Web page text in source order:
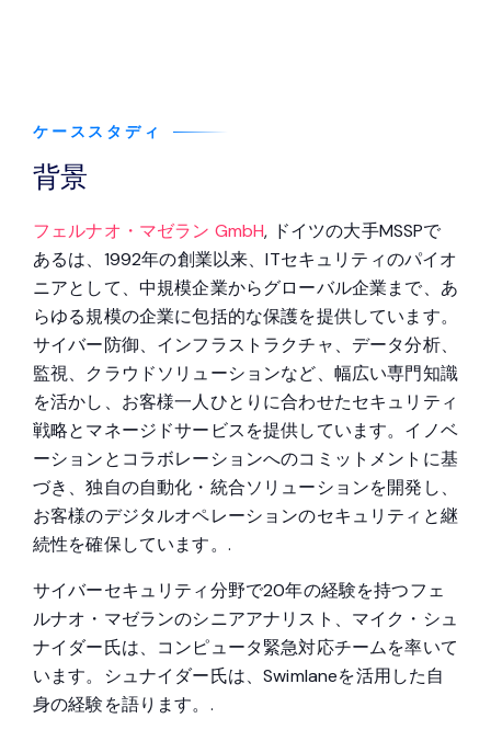
ケーススタディ
背景
フェルナオ・マゼラン GmbH, ドイツの大手MSSPで
あるは、1992年の創業以来、ITセキュリティのパイオ
ニアとして、中規模企業からグローバル企業まで、あ
らゆる規模の企業に包括的な保護を提供しています。
サイバー防御、インフラストラクチャ、データ分析、
監視、クラウドソリューションなど、幅広い専門知識
を活かし、お客様一人ひとりに合わせたセキュリティ
戦略とマネージドサービスを提供しています。イノベ
ーションとコラボレーションへのコミットメントに基
づき、独自の自動化・統合ソリューションを開発し、
お客様のデジタルオペレーションのセキュリティと継
続性を確保しています。.
サイバーセキュリティ分野で20年の経験を持つフェ
ルナオ・マゼランのシニアアナリスト、マイク・シュ
ナイダー氏は、コンピュータ緊急対応チームを率いて
います。シュナイダー氏は、Swimlaneを活用した自
身の経験を語ります。.